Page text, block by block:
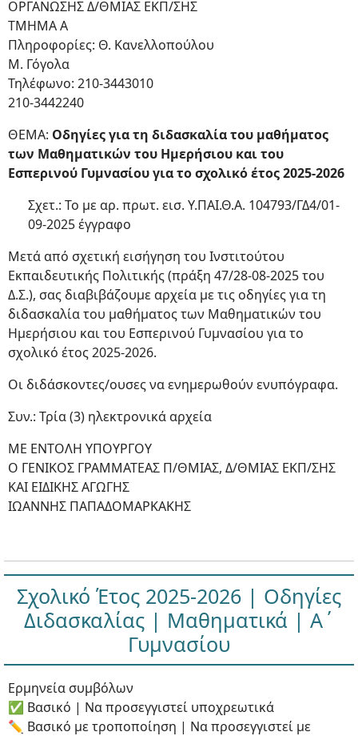
ΟΡΓΑΝΩΣΗΣ Δ/ΘΜΙΑΣ ΕΚΠ/ΣΗΣ
ΤΜΗΜΑ Α
Πληροφορίες: Θ. Κανελλοπούλου
Μ. Γόγολα
Τηλέφωνο: 210-3443010
210-3442240
ΘΕΜΑ: Οδηγίες για τη διδασκαλία του μαθήματος
των Μαθηματικών του Ημερήσιου και του
Εσπερινού Γυμνασίου για το σχολικό έτος 2025-2026
Σχετ.: Το με αρ. πρωτ. εισ. Υ.ΠΑΙ.Θ.Α. 104793/ΓΔ4/01-
09-2025 έγγραφο
Μετά από σχετική εισήγηση του Ινστιτούτου
Εκπαιδευτικής Πολιτικής (πράξη 47/28-08-2025 του
Δ.Σ.), σας διαβιβάζουμε αρχεία με τις οδηγίες για τη
διδασκαλία του μαθήματος των Μαθηματικών του
Ημερήσιου και του Εσπερινού Γυμνασίου για το
σχολικό έτος 2025-2026.
Οι διδάσκοντες/ουσες να ενημερωθούν ενυπόγραφα.
Συν.: Τρία (3) ηλεκτρονικά αρχεία
ΜΕ ΕΝΤΟΛΗ ΥΠΟΥΡΓΟΥ
Ο ΓΕΝΙΚΟΣ ΓΡΑΜΜΑΤΕΑΣ Π/ΘΜΙΑΣ, Δ/ΘΜΙΑΣ ΕΚΠ/ΣΗΣ
ΚΑΙ ΕΙΔΙΚΗΣ ΑΓΩΓΗΣ
ΙΩΑΝΝΗΣ ΠΑΠΑΔΟΜΑΡΚΑΚΗΣ
Σχολικό Έτος 2025-2026 | Οδηγίες
Διδασκαλίας | Μαθηματικά | Α΄
Γυμνασίου
Ερμηνεία συμβόλων
✅ Βασικό | Να προσεγγιστεί υποχρεωτικά
✏ Βασικό με τροποποίηση | Να προσεγγιστεί με